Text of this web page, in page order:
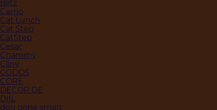
Blitz
Carno
Cat Lunch
Cat Step
CatStep
Cesar
Chammy
Cliny
CODOS
CORE
DECOR DE
DIIL
dog gone smart